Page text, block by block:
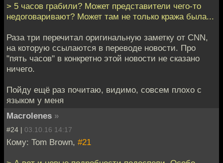
> 5 часов грабили? Может представители чего-то
недоговаривают? Может там не только кража была...
Раза три перечитал оригинальную заметку от CNN,
на которую ссылаются в переводе новости. Про
"пять часов" в конкретно этой новости не сказано
ничего.
Пойду ещё раз почитаю, видимо, совсем плохо с
языком у меня
Macrolenes »
#24 | 03.10.16 14:17
Кому: Tom Brown, #21